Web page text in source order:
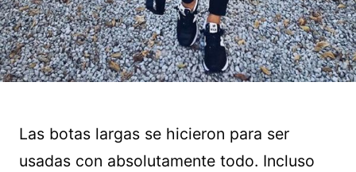
Las botas largas se hicieron para ser
usadas con absolutamente todo. Incluso